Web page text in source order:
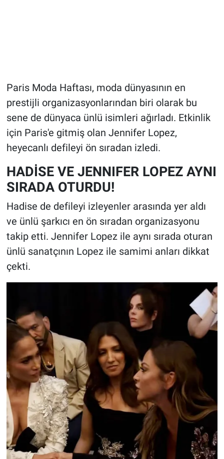
Paris Moda Haftası, moda dünyasının en
prestijli organizasyonlarından biri olarak bu
sene de dünyaca ünlü isimleri ağırladı. Etkinlik
için Paris'e gitmiş olan Jennifer Lopez,
heyecanlı defileyi ön sıradan izledi.
HADİSE VE JENNIFER LOPEZ AYNI
SIRADA OTURDU!
Hadise de defileyi izleyenler arasında yer aldı
ve ünlü şarkıcı en ön sıradan organizasyonu
takip etti. Jennifer Lopez ile aynı sırada oturan
ünlü sanatçının Lopez ile samimi anları dikkat
çekti.